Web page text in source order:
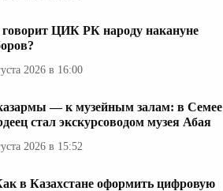
ЦИК РК народу накануне
2026 в 16:00
— к музейным залам: в Семее
стал экскурсоводом музея Абая
2026 в 15:52
в Казахстане оформить цифровую